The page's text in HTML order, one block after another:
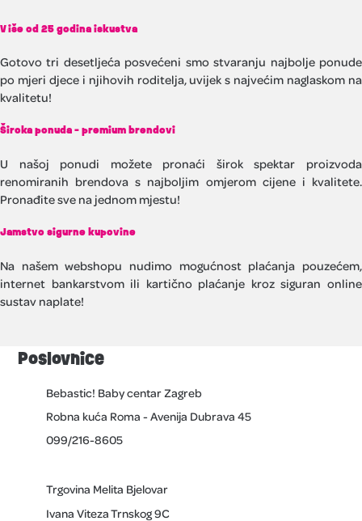
Više od 25 godina iskustva
Gotovo tri desetljeća posvećeni smo stvaranju najbolje ponude
po mjeri djece i njihovih roditelja, uvijek s najvećim naglaskom na
kvalitetu!
Široka ponuda - premium brendovi
U našoj ponudi možete pronaći širok spektar proizvoda
renomiranih brendova s najboljim omjerom cijene i kvalitete.
Pronađite sve na jednom mjestu!
Jamstvo sigurne kupovine
Na našem webshopu nudimo mogućnost plaćanja pouzećem,
internet bankarstvom ili kartično plaćanje kroz siguran online
sustav naplate!
Poslovnice
Bebastic! Baby centar Zagreb
Robna kuća Roma - Avenija Dubrava 45
099/216-8605
Trgovina Melita Bjelovar
Ivana Viteza Trnskog 9C